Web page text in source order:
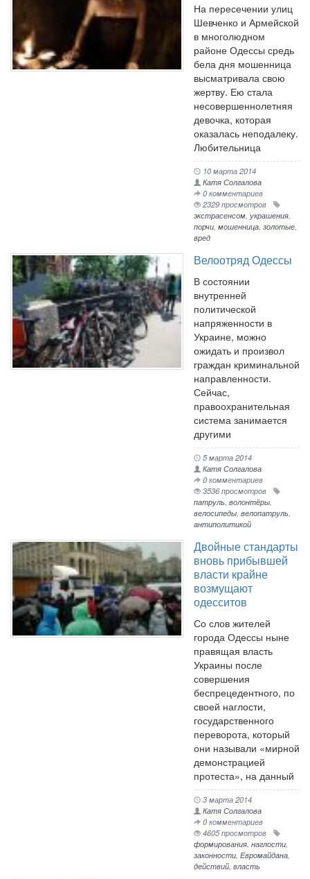
На пересечении улиц
Шевченко и Армейской
в многолюдном
районе Одессы средь
бела дня мошенница
высматривала свою
жертву. Ею стала
несовершеннолетняя
девочка, которая
оказалась неподалеку.
Любительница
10 марта 2014
Катя Солгалова
0 комментариев
2329 просмотров
экстрасенсом украшения
порчи мошенница золотые
вред
Велоотряд Одессы
В состоянии
внутренней
политической
напряженности в
Украине, можно
ожидать и произвол
граждан криминальной
направленности.
Сейчас,
правоохранительная
система занимается
другими
5 марта 2014
Катя Солгалова
0 комментариев
3536 просмотров
патруль волонтёры
велосипеды велопатруль
антиполитикой
Двойные стандарты
вновь прибывшей
власти крайне
возмущают
одесситов
Со слов жителей
города Одессы ныне
правящая власть
Украины после
совершения
беспрецедентного, по
своей наглости,
государственного
переворота, который
они называли «мирной
демонстрацией
протеста», на данный
3 марта 2014
Катя Солгалова
0 комментариев
4605 просмотров
формирования наглости
законности Евромайдана
действий власть